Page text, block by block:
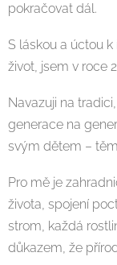
pokračovat dál.
S láskou a úctou
život, jsem v roce
Navazuji na
generace na
svým dětem –
Pro mě je
života, spojení
strom, každá
důkazem, že